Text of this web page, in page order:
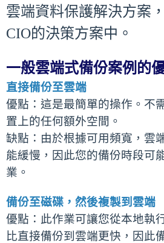
雲端資料保護解決方案
CIO的決策方案中。
一般雲端式備份案例的
直接備份至雲端
優點：這是最簡單的操作。不
置上的任何額外空間。
缺點：由於根據可用頻寬，雲
能緩慢，因此您的備份時段可
業。
備份至磁碟，然後複製到雲端
優點：此作業可讓您從本地執
比直接備份到雲端更快，因此